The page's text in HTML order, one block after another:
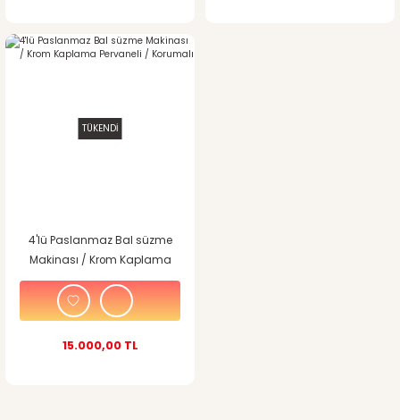
TÜKENDİ
4'lü Paslanmaz Bal süzme
Makinası / Krom Kaplama
Pervaneli / Korumalı
15.000,00 TL